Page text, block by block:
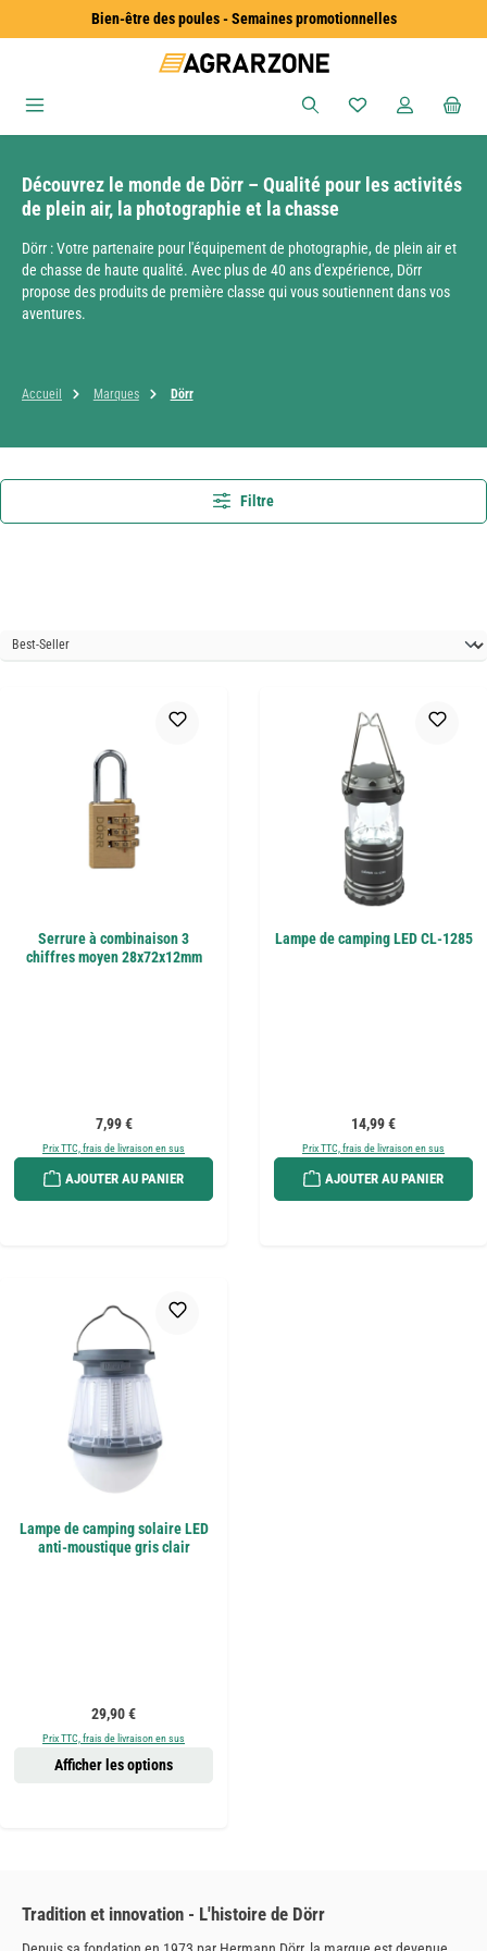
Passer au contenu principalBien-être des poules - Semaines promotionnelles
Vous avez 0
Découvrez le monde de Dörr – Qualité pour les activités
de plein air, la photographie et la chasse
Dörr : Votre partenaire pour l'équipement de photographie, de plein air et
de chasse de haute qualité. Avec plus de 40 ans d'expérience, Dörr
propose des produits de première classe qui vous soutiennent dans vos
aventures.
Accueil Marques Dörr
Filtre
Serrure à combinaison 3
chiffres moyen 28x72x12mm
Prix régulier :
7,99 €
Prix TTC, frais de livraison en sus
AJOUTER AU PANIER
Lampe de camping LED CL-1285
Prix régulier :
14,99 €
Prix TTC, frais de livraison en sus
AJOUTER AU PANIER
Lampe de camping solaire LED
anti-moustique gris clair
Prix régulier :
29,90 €
Prix TTC, frais de livraison en sus
Afficher les options
Tradition et innovation - L'histoire de Dörr